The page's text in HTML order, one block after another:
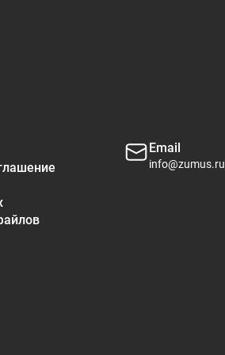
Email
info@zumus.ru